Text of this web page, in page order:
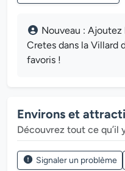
Nouveau :
Cretes dans la Villard
favoris !
Environs et
Découvrez tout ce qu’il
Signaler un problème